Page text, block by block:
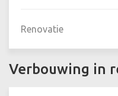
Renovatie
Verbouwing in